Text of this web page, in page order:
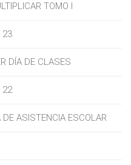
TOMO I
23
DÍA DE CLASES
22
ASISTENCIA ESCOLAR